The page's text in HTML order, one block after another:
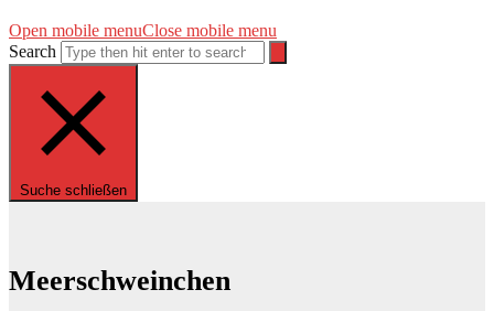
Open mobile menuClose mobile menu
Search
Suche schließen
Meerschweinchen